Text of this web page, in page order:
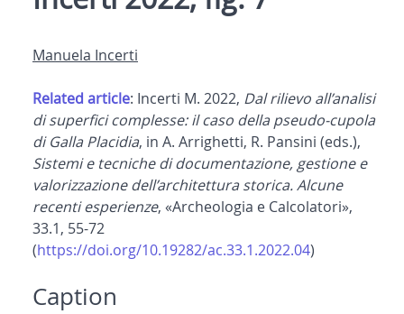
Manuela Incerti
Related article: Incerti M. 2022, Dal rilievo all’analisi
di superfici complesse: il caso della pseudo-cupola
di Galla Placidia, in A. Arrighetti, R. Pansini (eds.),
Sistemi e tecniche di documentazione, gestione e
valorizzazione dell’architettura storica. Alcune
recenti esperienze, «Archeologia e Calcolatori»,
33.1, 55-72
(https://doi.org/10.19282/ac.33.1.2022.04)
Caption